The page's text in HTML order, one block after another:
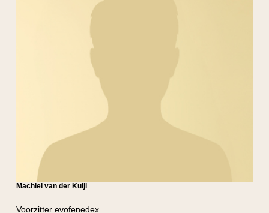
Voorzitter evofenedex
Machiel van der Kuijl